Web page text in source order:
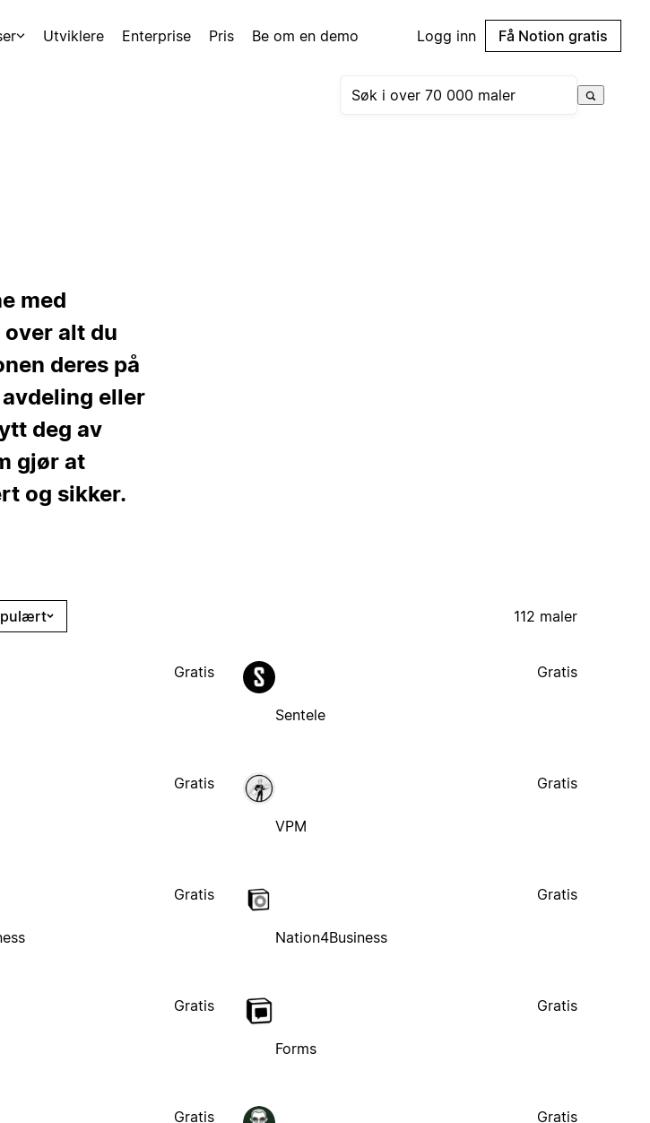
Utviklere Enterprise Pris Be om en demo Logg inn Få Notion gratis
med
alt du
deres på
eller
deg av
gjør at
og sikker.
112 maler
Gratis
Sentele
Gratis
Gratis
VPM
Gratis
Gratis
Nation4Business
Gratis
Gratis
Forms
Gratis
Gratis Gratis